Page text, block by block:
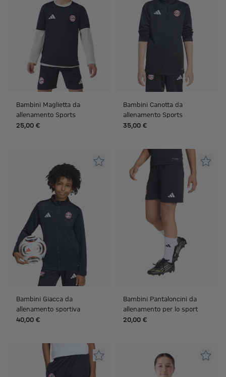
Bambini Maglietta da
allenamento Sports
25,00 €
Bambini Canotta da
allenamento Sports
35,00 €
Bambini Giacca da
allenamento sportiva
40,00 €
Bambini Pantaloncini da
allenamento per lo sport
20,00 €